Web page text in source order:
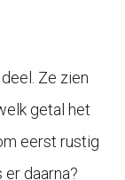
Ze zien
getal het
eerst rustig
daarna?